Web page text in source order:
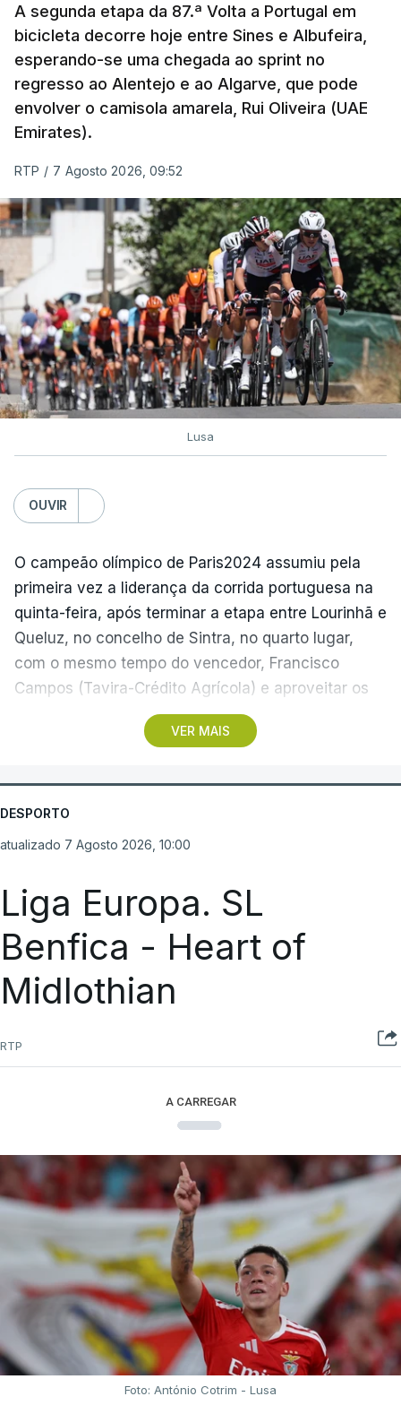
A segunda etapa da 87.ª Volta a Portugal em
bicicleta decorre hoje entre Sines e Albufeira,
esperando-se uma chegada ao sprint no
regresso ao Alentejo e ao Algarve, que pode
envolver o camisola amarela, Rui Oliveira (UAE
Emirates).
RTP / 7 Agosto 2026, 09:52
Lusa
OUVIR
VER MAIS
O campeão olímpico de Paris2024 assumiu pela
primeira vez a liderança da corrida portuguesa na
quinta-feira, após terminar a etapa entre Lourinhã e
Queluz, no concelho de Sintra, no quarto lugar,
com o mesmo tempo do vencedor, Francisco
Campos (Tavira-Crédito Agrícola) e aproveitar os
05.28 minutos perdidos pelo colega Julius
Johansen, vencedor do prólogo, para envergar a
Três anos depois da etapa que ligou Sines e Loulé,
com vitória de João Matias (Tavfer-Ovos
cidade do litoral alentejano, rumo a Albufeira, num
percurso com 180,4 quilómetros, que reúne três
metas volantes e uma contagem de montanha de
terceira categoria, em Odeceixe, ao quilómetro
86,2.
A partida real da tirada está agendada para as
13:10, na Avenida Vasco da Gama, seguindo-se a
Lagos, ao quilómetro 130, antes de uma possível
chegada em pelotão compacto à meta, na Avenida
dos Descobrimentos, antecedida por uma curva a
cerca de 500 metros.
Rui Oliveira é seguido, na classificação geral, por
Rafael Reis (Anicolor-Campicarn), a três segundos,
e por Miguel Salgueiro (Tavira-Crédito Agrícola), a
nove, num pelotão com 117 corredores, após a
desistência de Noah Campos (Tavira-Crédito
DESPORTO
atualizado 7 Agosto 2026, 10:00
Liga Europa. SL
Benfica - Heart of
Midlothian
RTP
A CARREGAR
Foto: António Cotrim - Lusa